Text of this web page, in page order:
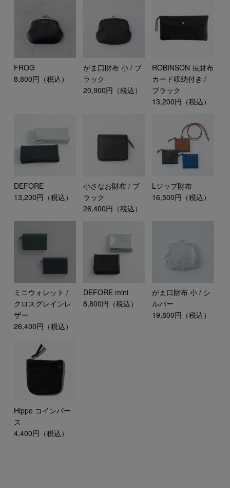
FROG
8,800円（税込）
がま口財布 小 / ブ
ラック
20,900円（税込）
ROBINSON 長財布
カード収納付き /
ブラック
13,200円（税込）
DEFORE
13,200円（税込）
小さなお財布 / ブ
ラック
26,400円（税込）
Lジップ財布
16,500円（税込）
ミニウォレット /
クロスグレインレ
ザー
26,400円（税込）
DEFORE mini
8,800円（税込）
がま口財布 小 / シ
ルバー
19,800円（税込）
Hippo コインパー
ス
4,400円（税込）